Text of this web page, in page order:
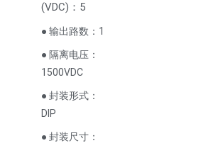
(VDC) ：5
● 输出路数：1
● 隔离电压：
1500VDC
● 封装形式：
DIP
● 封装尺寸：